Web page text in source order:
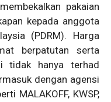
pakaian
kepada anggota
(PDRM). Harga
berpatutan serta
tidak hanya terhad
dengan agensi
MALAKOFF, KWSP,